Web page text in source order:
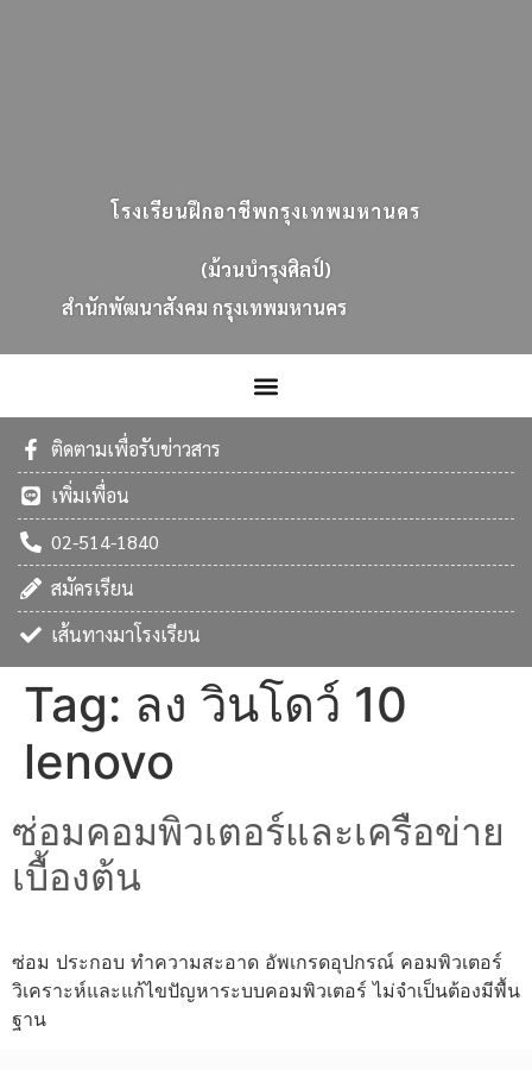
โรงเรียนฝึกอาชีพกรุงเทพมหานคร
(ม้วนบำรุงศิลป์)
สนกพฒนาสงคม กรงเทพมหานคร
ติดตามเพื่อรับข่าวสาร
เพิ่มเพื่อน
02-514-1840
สมัครเรียน
เส้นทางมาโรงเรียน
Tag: ลง วินโดว์ 10
lenovo
ซ่อมคอมพิวเตอร์และเครือข่าย
เบื้องต้น
ซ่อม ประกอบ ทำความสะอาด อัพเกรดอุปกรณ์ คอมพิวเตอร์
วิเคราะห์และแก้ไขปัญหาระบบคอมพิวเตอร์ ไม่จำเป็นต้องมีพื้น
ฐาน